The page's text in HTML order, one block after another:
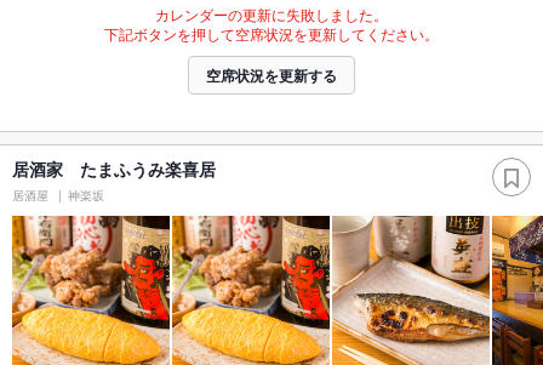
カレンダーの更新に失敗しました。
下記ボタンを押して空席状況を更新してください。
空席状況を更新する
居酒家 たまふうみ楽喜居
居酒屋 神楽坂